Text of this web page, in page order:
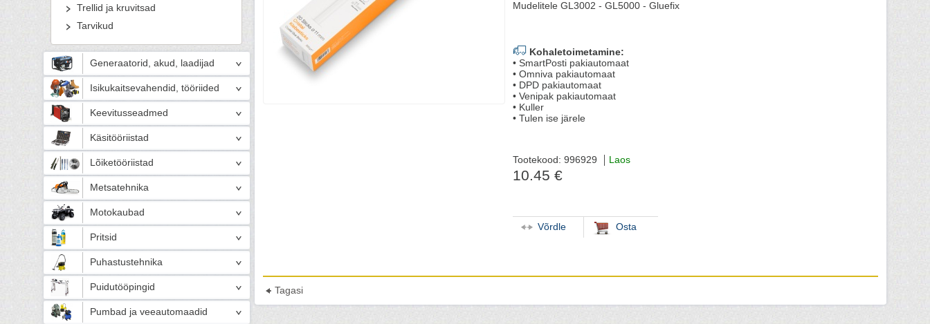
Trellid ja kruvitsad
Tarvikud
Generaatorid, akud, laadijad
Isikukaitsevahendid, tööriided
Keevitusseadmed
Käsitööriistad
Lõiketööriistad
Metsatehnika
Motokaubad
Pritsid
Puhastustehnika
Puidutööpingid
Pumbad ja veeautomaadid
Mudelitele GL3002 - GL5000 - Gluefix
Kohaletoimetamine:
• SmartPosti pakiautomaat
• Omniva pakiautomaat
• DPD pakiautomaat
• Venipak pakiautomaat
• Kuller
• Tulen ise järele
Tootekood: 996929 Laos
10.45 €
Võrdle Osta
Tagasi